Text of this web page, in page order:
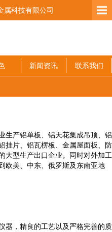
属科技有限公司
新闻资讯 联系我们
产铝单板、铝天花集成吊顶、铝
挂片、铝瓦楞板、金属屋面板、防
大型生产出口企业。同时对外加工
欧美、中东、俄罗斯及东南亚地
，精良的工艺以及严格完善的质